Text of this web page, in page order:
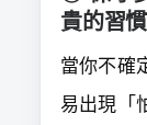
貴的習慣
當你不確
易出現「